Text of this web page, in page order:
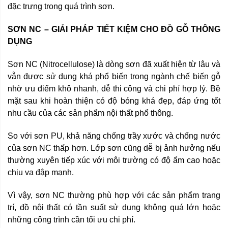
đặc trưng trong quá trình sơn.
SƠN NC – GIẢI PHÁP TIẾT KIỆM CHO ĐỒ GỖ THÔNG
DỤNG
Sơn NC (Nitrocellulose) là dòng sơn đã xuất hiện từ lâu và
vẫn được sử dụng khá phổ biến trong ngành chế biến gỗ
nhờ ưu điểm khô nhanh, dễ thi công và chi phí hợp lý. Bề
mặt sau khi hoàn thiện có độ bóng khá đẹp, đáp ứng tốt
nhu cầu của các sản phẩm nội thất phổ thông.
So với sơn PU, khả năng chống trầy xước và chống nước
của sơn NC thấp hơn. Lớp sơn cũng dễ bị ảnh hưởng nếu
thường xuyên tiếp xúc với môi trường có độ ẩm cao hoặc
chịu va đập mạnh.
Vì vậy, sơn NC thường phù hợp với các sản phẩm trang
trí, đồ nội thất có tần suất sử dụng không quá lớn hoặc
những công trình cần tối ưu chi phí.